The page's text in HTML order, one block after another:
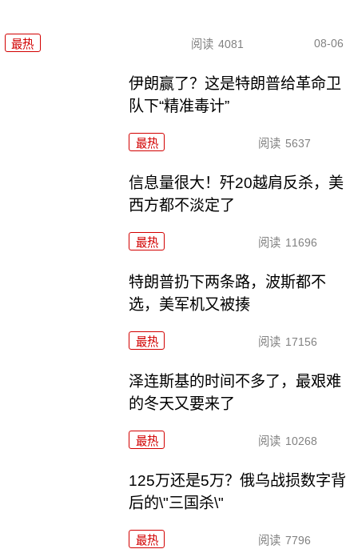
最热 阅读 4081 08-06
伊朗赢了？这是特朗普给革命卫
队下“精准毒计”
最热 阅读 5637
信息量很大！歼20越肩反杀，美
西方都不淡定了
最热 阅读 11696
特朗普扔下两条路，波斯都不
选，美军机又被揍
最热 阅读 17156
泽连斯基的时间不多了，最艰难
的冬天又要来了
最热 阅读 10268
125万还是5万？俄乌战损数字背
后的\"三国杀\"
最热 阅读 7796